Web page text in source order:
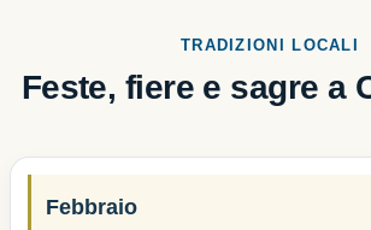
TRADIZIONI LOCALI
Feste, fiere e sagre a
Febbraio